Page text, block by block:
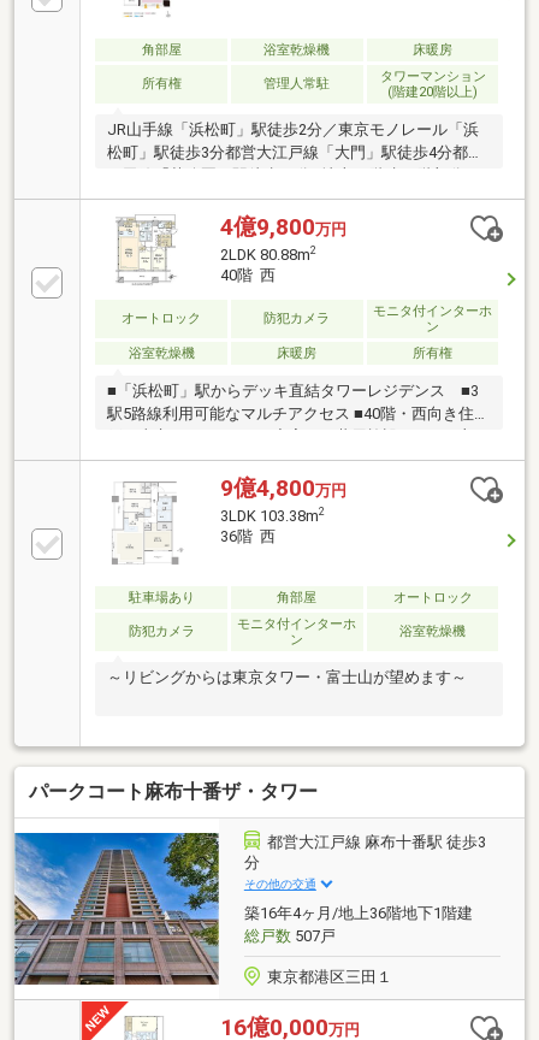
角部屋 浴室乾燥機 床暖房
所有権 管理人常駐
タワーマンション
(階建20階以上)
JR山手線「浜松町」駅徒歩2分／東京モノレール「浜
松町」駅徒歩3分都営大江戸線「大門」駅徒歩4分都営
2LDK／70.74m2／南東向き角のお部屋■ペット飼育可
（細則有）■24時間有人管理／コンシェルジュサービ
ス■充実した共用施設ゲストラウンジ／ゲストルーム
／パーティールーム／フィットネスルーム／ゴルフレ
ンジ／インナーテラス等
4億9,800万円
2LDK 80.88m2
40階 西
オートロック 防犯カメラ
モニタ付インターホ
ン
浴室乾燥機
床暖房 所有権
■「浜松町」駅からデッキ直結タワーレジデンス ■3
駅5路線利用可能なマルチアクセス ■40階・西向き住
有償）
9億4,800万円
3LDK 103.38m2
36階 西
駐車場あり 角部屋 オートロック
防犯カメラ
モニタ付インターホ
ン
浴室乾燥機
～リビングからは東京タワー・富士山が望めます～
パークコート麻布十番ザ・タワー
都営大江戸線 麻布十番駅 徒歩3
分
その他の交通
築16年4ヶ月/地上36階地下1階建
総戸数507戸
東京都港区三田１
16億0,000万円